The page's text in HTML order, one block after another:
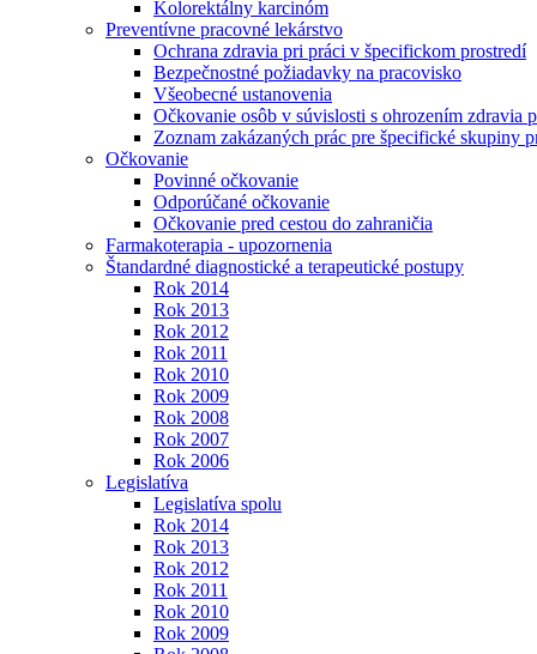
Kolorektálny karcinóm
Preventívne pracovné lekárstvo
Ochrana zdravia pri práci v špecifickom prostredí
Bezpečnostné požiadavky na pracovisko
Všeobecné ustanovenia
Očkovanie osôb v súvislosti s ohrozením zdravia
Zoznam zakázaných prác pre špecifické skupiny
Očkovanie
Povinné očkovanie
Odporúčané očkovanie
Očkovanie pred cestou do zahraničia
Farmakoterapia - upozornenia
Štandardné diagnostické a terapeutické postupy
Rok 2014
Rok 2013
Rok 2012
Rok 2011
Rok 2010
Rok 2009
Rok 2008
Rok 2007
Rok 2006
Legislatíva
Legislatíva spolu
Rok 2014
Rok 2013
Rok 2012
Rok 2011
Rok 2010
Rok 2009